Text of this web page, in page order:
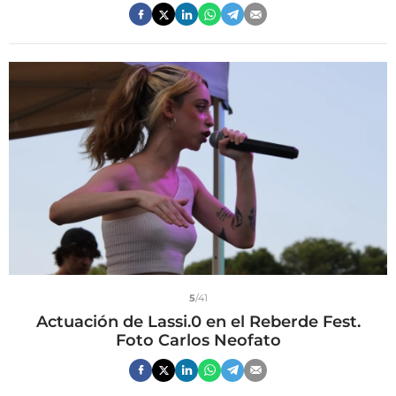
5/41
Actuación de Lassi.0 en el Reberde Fest.
Foto Carlos Neofato